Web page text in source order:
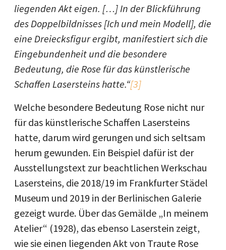
liegenden Akt eigen. […] In der Blickführung
des Doppelbildnisses [Ich und mein Modell], die
eine Dreiecksfigur ergibt, manifestiert sich die
Eingebundenheit und die besondere
Bedeutung, die Rose für das künstlerische
Schaffen Lasersteins hatte.“[3]
Welche besondere Bedeutung Rose nicht nur
für das künstlerische Schaffen Lasersteins
hatte, darum wird gerungen und sich seltsam
herum gewunden. Ein Beispiel dafür ist der
Ausstellungstext zur beachtlichen Werkschau
Lasersteins, die 2018/19 im Frankfurter Städel
Museum und 2019 in der Berlinischen Galerie
gezeigt wurde. Über das Gemälde „In meinem
Atelier“ (1928), das ebenso Laserstein zeigt,
wie sie einen liegenden Akt von Traute Rose